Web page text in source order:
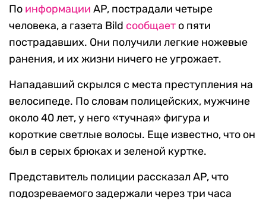
По информации AP, пострадали четыре
человека, а газета Bild сообщает о пяти
пострадавших. Они получили легкие ножевые
ранения, и их жизни ничего не угрожает.
Нападавший скрылся с места преступления на
велосипеде. По словам полицейских, мужчине
около 40 лет, у него «тучная» фигура и
короткие светлые волосы. Еще известно, что он
был в серых брюках и зеленой куртке.
Представитель полиции рассказал AP, что
подозреваемого задержали через три часа